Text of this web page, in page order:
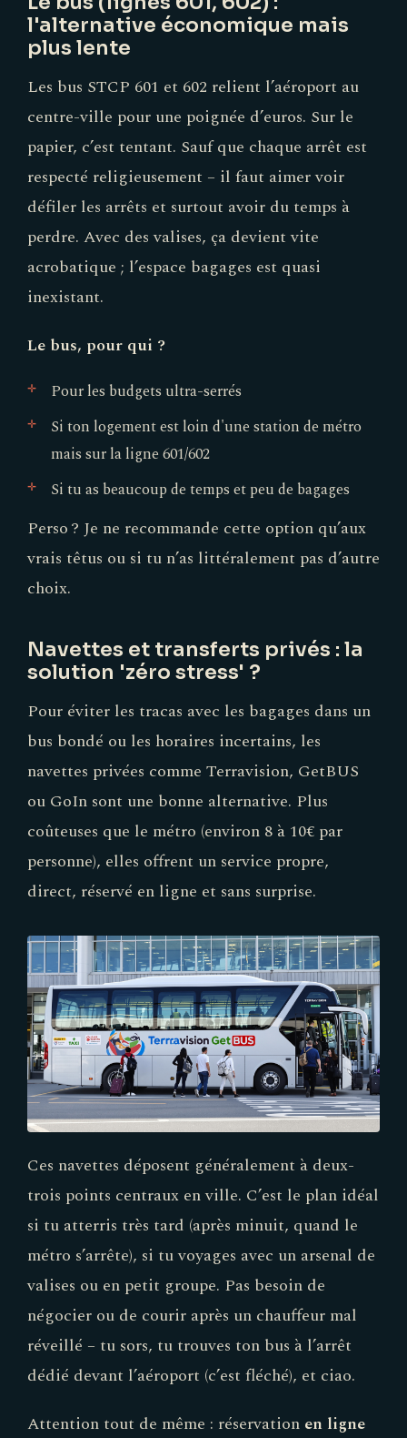
l'alternative économique mais
plus lente
Les bus STCP 601 et 602 relient l’aéroport au
centre-ville pour une poignée d’euros. Sur le
papier, c’est tentant. Sauf que chaque arrêt est
respecté religieusement – il faut aimer voir
défiler les arrêts et surtout avoir du temps à
perdre. Avec des valises, ça devient vite
acrobatique ; l’espace bagages est quasi
inexistant.
Le bus, pour qui ?
Pour les budgets ultra-serrés
Si ton logement est loin d'une station de métro
mais sur la ligne 601/602
Si tu as beaucoup de temps et peu de bagages
Perso ? Je ne recommande cette option qu’aux
vrais têtus ou si tu n’as littéralement pas d’autre
choix.
Navettes et transferts privés : la
solution 'zéro stress' ?
Pour éviter les tracas avec les bagages dans un
bus bondé ou les horaires incertains, les
navettes privées comme Terravision, GetBUS
ou GoIn sont une bonne alternative. Plus
coûteuses que le métro (environ 8 à 10€ par
personne), elles offrent un service propre,
direct, réservé en ligne et sans surprise.
Ces navettes déposent généralement à deux-
trois points centraux en ville. C’est le plan idéal
si tu atterris très tard (après minuit, quand le
métro s’arrête), si tu voyages avec un arsenal de
valises ou en petit groupe. Pas besoin de
négocier ou de courir après un chauffeur mal
réveillé – tu sors, tu trouves ton bus à l’arrêt
dédié devant l’aéroport (c’est fléché), et ciao.
Attention tout de même : réservation en ligne